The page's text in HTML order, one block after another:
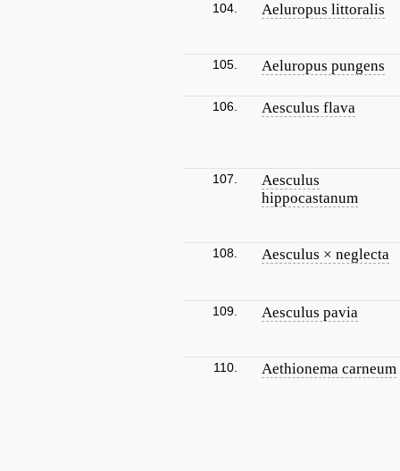
104. Aeluropus littoralis
105. Aeluropus pungens
106. Aesculus flava
107.
Aesculus
hippocastanum
108. Aesculus × neglecta
109. Aesculus pavia
110. Aethionema carneum